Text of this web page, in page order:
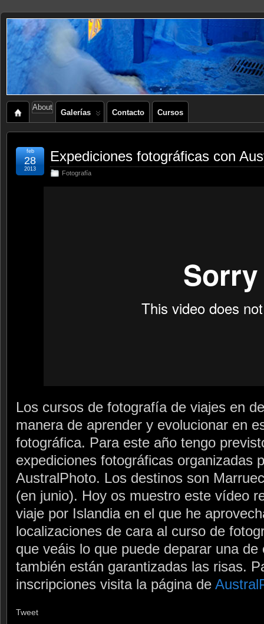
About
Galerías Contacto Cursos
Expediciones fotográficas con
Fotografía
feb
28
2013
Los cursos de fotografía de viajes en
manera de aprender y evolucionar en
fotográfica. Para este año tengo
expediciones fotográficas organizadas
AustralPhoto. Los destinos son
(en junio). Hoy os muestro este vídeo
viaje por Islandia en el que he
localizaciones de cara al curso de
que veáis lo que puede deparar una
también están garantizadas las risas.
inscripciones visita la página de
Tweet